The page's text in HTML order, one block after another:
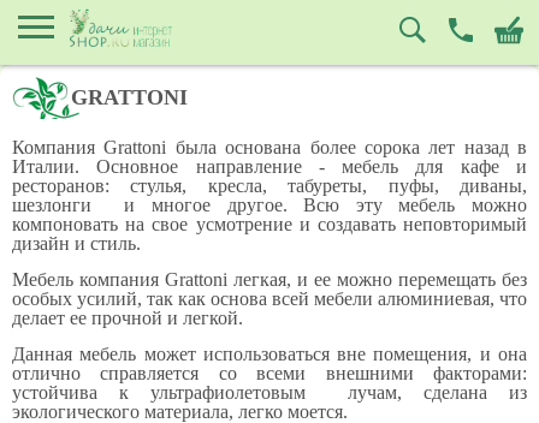
GRATTONI
Компания Grattoni была основана более сорока лет назад в
Италии. Основное направление - мебель для кафе и
ресторанов: стулья, кресла, табуреты, пуфы, диваны,
шезлонги и многое другое. Всю эту мебель можно
компоновать на свое усмотрение и создавать неповторимый
дизайн и стиль.
Мебель компания Grattoni легкая, и ее можно перемещать без
особых усилий, так как основа всей мебели алюминиевая, что
делает ее прочной и легкой.
Данная мебель может использоваться вне помещения, и она
отлично справляется со всеми внешними факторами:
устойчива к ультрафиолетовым лучам, сделана из
экологического материала, легко моется.